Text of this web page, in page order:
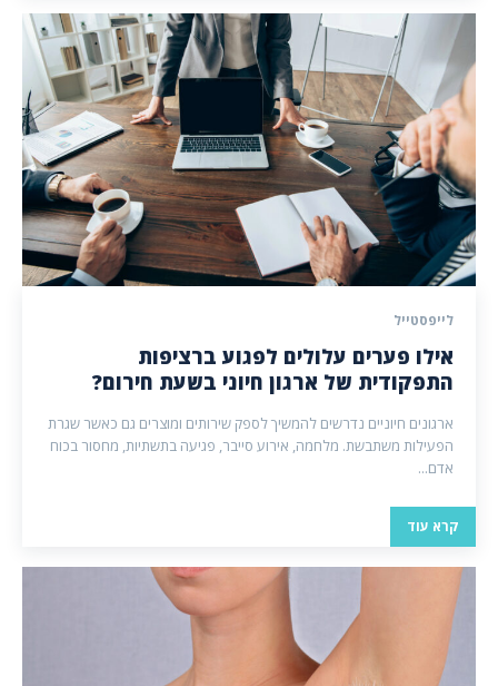
לייפסטייל
אילו פערים עלולים לפגוע ברציפות
התפקודית של ארגון חיוני בשעת חירום?
ארגונים חיוניים נדרשים להמשיך לספק שירותים ומוצרים גם כאשר שגרת
הפעילות משתבשת. מלחמה, אירוע סייבר, פגיעה בתשתיות, מחסור בכוח
אדם...
קרא עוד